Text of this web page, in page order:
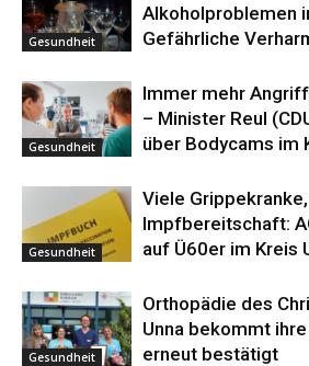
Gesundheit
Alkoholproblemen
Gefährliche
Gesundheit
Immer mehr
– Minister Reul
über Bodycams im
Gesundheit
Viele
Impfbereitschaft:
auf Ü60er im Kreis
Gesundheit
Orthopädie des
Unna bekommt
erneut bestätigt